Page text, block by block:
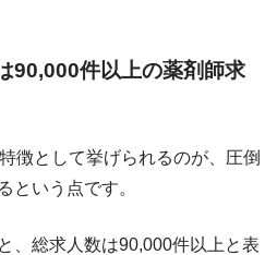
90,000件以上の薬剤師求
徴として挙げられるのが、圧倒
という点です。
、総求人数は90,000件以上と表